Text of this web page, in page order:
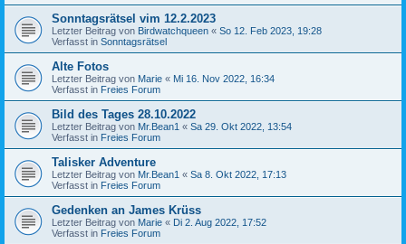
Sonntagsrätsel vim 12.2.2023
Letzter Beitrag von Birdwatchqueen « So 12. Feb 2023, 19:28
Verfasst in Sonntagsrätsel
Alte Fotos
Letzter Beitrag von Marie « Mi 16. Nov 2022, 16:34
Verfasst in Freies Forum
Bild des Tages 28.10.2022
Letzter Beitrag von Mr.Bean1 « Sa 29. Okt 2022, 13:54
Verfasst in Freies Forum
Talisker Adventure
Letzter Beitrag von Mr.Bean1 « Sa 8. Okt 2022, 17:13
Verfasst in Freies Forum
Gedenken an James Krüss
Letzter Beitrag von Marie « Di 2. Aug 2022, 17:52
Verfasst in Freies Forum